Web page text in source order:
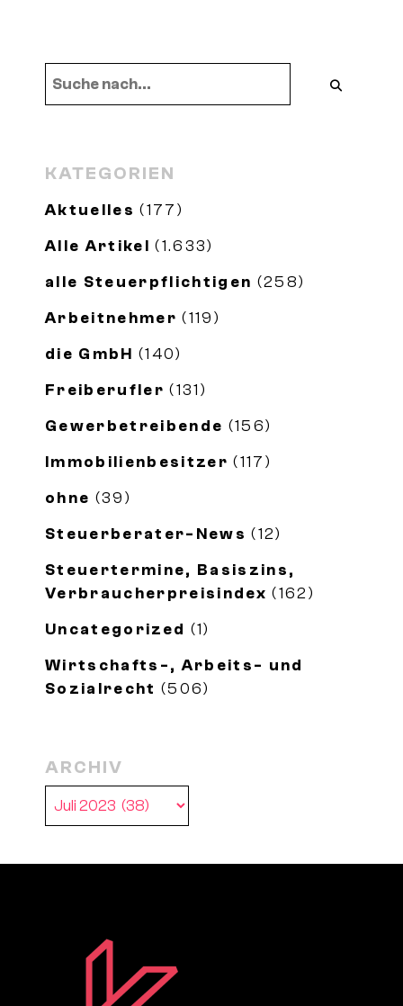
KATEGORIEN
Aktuelles (177)
Alle Artikel (1.633)
alle Steuerpflichtigen (258)
Arbeitnehmer (119)
die GmbH (140)
Freiberufler (131)
Gewerbetreibende (156)
Immobilienbesitzer (117)
ohne (39)
Steuerberater-News (12)
Steuertermine, Basiszins,
Verbraucherpreisindex (162)
Uncategorized (1)
Wirtschafts-, Arbeits- und
Sozialrecht (506)
ARCHIV